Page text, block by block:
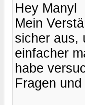
Hey Manyl
Mein
sicher aus,
einfacher
habe
Fragen